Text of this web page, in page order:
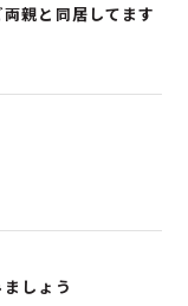
親と同居してます
しょう